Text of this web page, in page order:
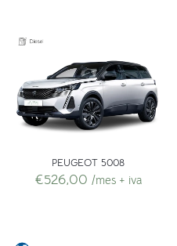
PEUGEOT 5008
€526,00 /mes + iva